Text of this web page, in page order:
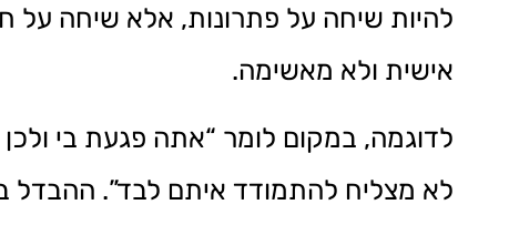
להיות שיחה על פתרונות, אלא שיחה על
אישית ולא מאשימה.
לדוגמה, במקום לומר “אתה פגעת בי ולכן
לא מצליח להתמודד איתם לבד”. ההבדל